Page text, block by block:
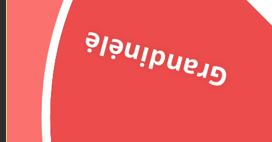
Grandinėlė